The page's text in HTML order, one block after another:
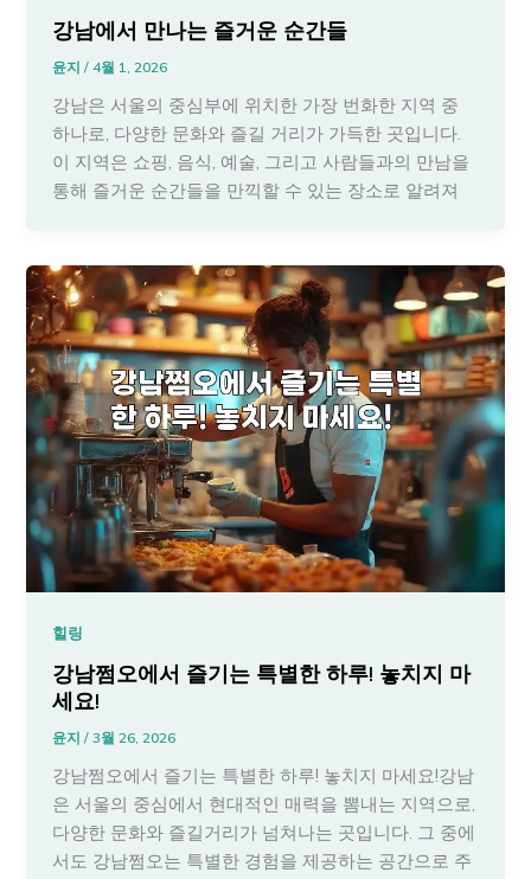
강남에서 만나는 즐거운 순간들
윤지/4월 1, 2026
강남은 서울의 중심부에 위치한 가장 번화한 지역 중
하나로, 다양한 문화와 즐길 거리가 가득한 곳입니다.
이 지역은 쇼핑, 음식, 예술, 그리고 사람들과의 만남을
통해 즐거운 순간들을 만끽할 수 있는 장소로 알려져
힐링
강남쩜오에서 즐기는 특별한 하루! 놓치지 마
세요!
윤지/3월 26, 2026
강남쩜오에서 즐기는 특별한 하루! 놓치지 마세요!강남
은 서울의 중심에서 현대적인 매력을 뽐내는 지역으로,
다양한 문화와 즐길거리가 넘쳐나는 곳입니다. 그 중에
서도 강남쩜오는 특별한 경험을 제공하는 공간으로 주